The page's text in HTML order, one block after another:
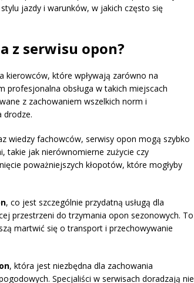
jazdy i warunków, w jakich często się
z serwisu opon?
kierowców, które wpływają zarówno na
profesjonalna obsługa w takich miejscach
z zachowaniem wszelkich norm i
drodze.
wiedzy fachowców, serwisy opon mogą szybko
takie jak nierównomierne zużycie czy
poważniejszych kłopotów, które mogłyby
, co jest szczególnie przydatną usługą dla
przestrzeni do trzymania opon sezonowych. To
martwić się o transport i przechowywanie
, która jest niezbędna dla zachowania
Specjaliści w serwisach doradzają nie